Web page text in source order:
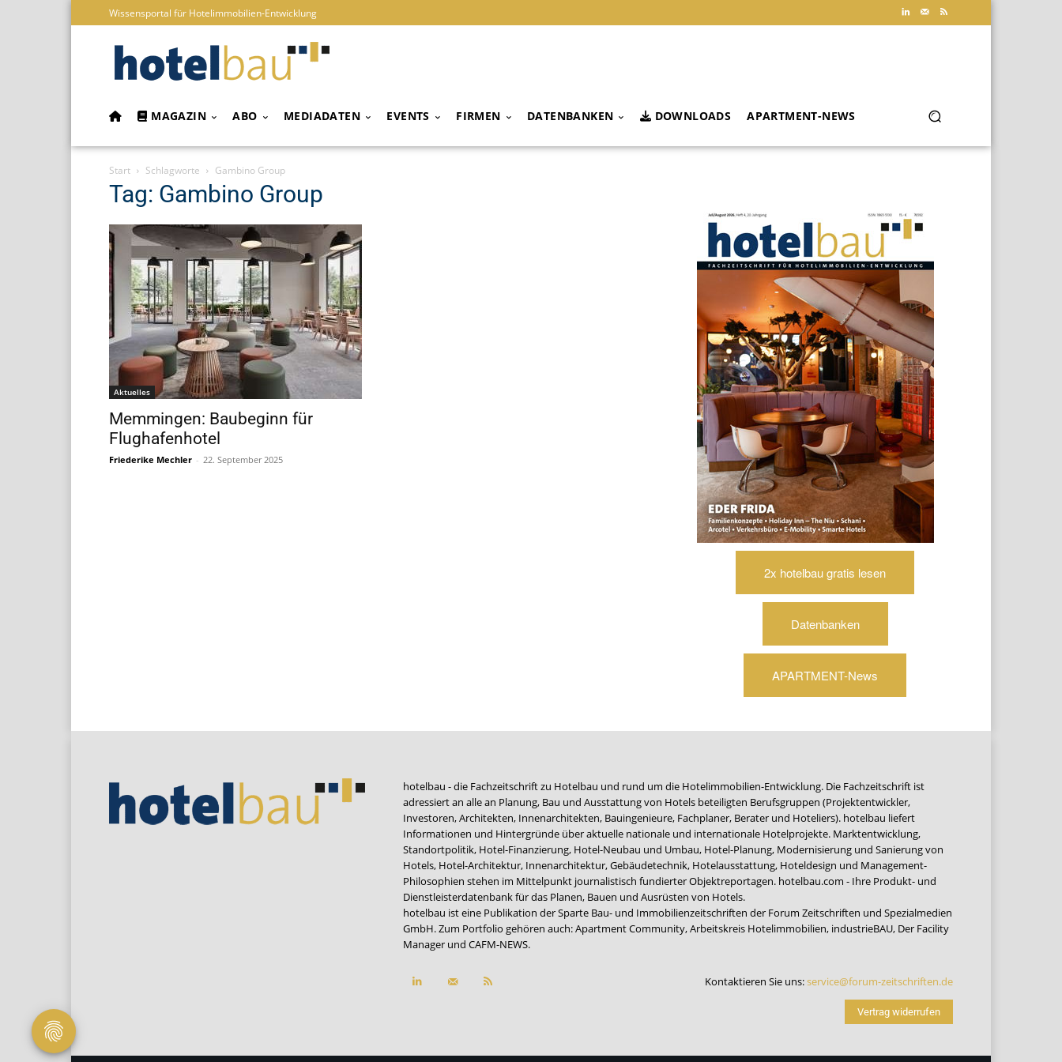
Wissensportal für Hotelimmobilien-Entwicklung
MAGAZIN ABO MEDIADATEN EVENTS FIRMEN DATENBANKEN DOWNLOADS APARTMENT-NEWS
Start Schlagworte Gambino Group
Tag: Gambino Group
Aktuelles
Memmingen: Baubeginn für
Flughafenhotel
Friederike Mechler - 22. September 2025
2x hotelbau gratis lesen
Datenbanken
APARTMENT-News
hotelbau - die Fachzeitschrift zu Hotelbau und rund um die Hotelimmobilien-Entwicklung. Die Fachzeitschrift ist
adressiert an alle an Planung, Bau und Ausstattung von Hotels beteiligten Berufsgruppen (Projektentwickler,
Investoren, Architekten, Innenarchitekten, Bauingenieure, Fachplaner, Berater und Hoteliers). hotelbau liefert
Informationen und Hintergründe über aktuelle nationale und internationale Hotelprojekte. Marktentwicklung,
Standortpolitik, Hotel-Finanzierung, Hotel-Neubau und Umbau, Hotel-Planung, Modernisierung und Sanierung von
Hotels, Hotel-Architektur, Innenarchitektur, Gebäudetechnik, Hotelausstattung, Hoteldesign und Management-
Philosophien stehen im Mittelpunkt journalistisch fundierter Objektreportagen. hotelbau.com - Ihre Produkt- und
Dienstleisterdatenbank für das Planen, Bauen und Ausrüsten von Hotels.
hotelbau ist eine Publikation der Sparte Bau- und Immobilienzeitschriften der Forum Zeitschriften und Spezialmedien
GmbH. Zum Portfolio gehören auch:Apartment Community,Arbeitskreis Hotelimmobilien, industrieBAU, Der Facility
Manager und CAFM-NEWS.
Kontaktieren Sie uns:service@forum-zeitschriften.de
Vertrag widerrufen